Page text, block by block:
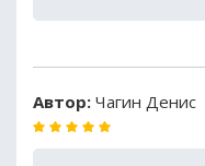
Автор: Чагин Денис